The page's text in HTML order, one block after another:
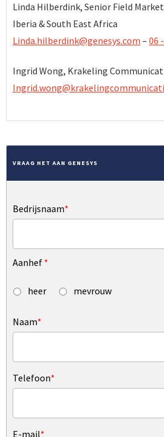
Linda Hilberdink, Senior Field
Iberia & South East Africa
Linda.hilberdink@genesys.com – 06
Ingrid Wong, Krakeling
VRAAG HET AAN GENESYS
Bedrijsnaam*
Aanhef *
heer mevrouw
Naam*
Telefoon*
E-mail*